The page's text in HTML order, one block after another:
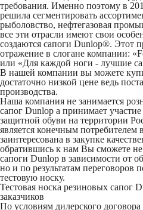
требования. Именно поэтому в
решила сегментировать
рыболовство, нефтегазовая
все эти отрасли имеют свои
создаются сапоги Dunlop®. Этот
отражение в слогане компании:
или «Для каждой ноги - лучшие
В нашей компании вы можете
достаточно низкой цене ведь
производства.
Наша компания не занимается
сапог Dunlop а принимает
защитной обуви на территории
является конечным потребителем
заинтересована в закупке
обратившись к нам Вы сможете не
сапоги Dunlop в зависимости от
но и по результатам переговоров
тестовую носку.
Тестовая носка резиновых сапог
заказчиков
По условиям дилерского